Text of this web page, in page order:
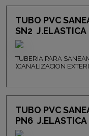
TUBO PVC
SN2 J.ELASTICA
TUBERIA PARA
(CANALIZACION
TUBO PVC
PN6 J.ELASTICA